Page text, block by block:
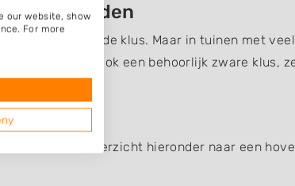
uitbesteden
hele ingewikkelde klus. Maar in tuinen met
leggen ook een behoorlijk zware
leggen.
dan in het overzicht hieronder naar een
our website, show
For more